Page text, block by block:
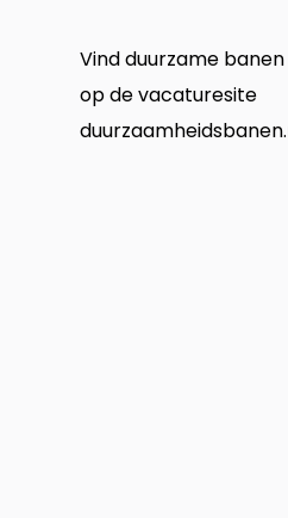
Vind duurzame
op de vacaturesite